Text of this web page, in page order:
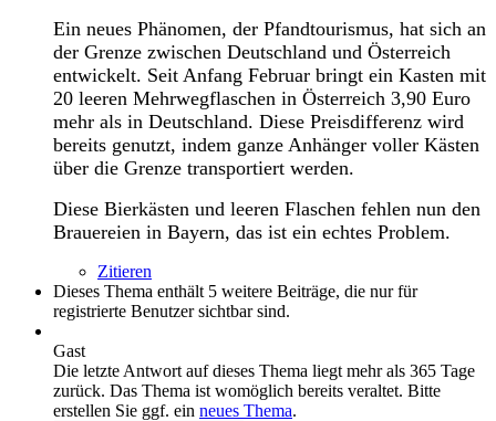
Ein neues Phänomen, der Pfandtourismus, hat sich an
der Grenze zwischen Deutschland und Österreich
entwickelt. Seit Anfang Februar bringt ein Kasten mit
20 leeren Mehrwegflaschen in Österreich 3,90 Euro
mehr als in Deutschland. Diese Preisdifferenz wird
bereits genutzt, indem ganze Anhänger voller Kästen
über die Grenze transportiert werden.
Diese Bierkästen und leeren Flaschen fehlen nun den
Brauereien in Bayern, das ist ein echtes Problem.
Zitieren
Dieses Thema enthält 5 weitere Beiträge, die nur für
registrierte Benutzer sichtbar sind.
Gast
Die letzte Antwort auf dieses Thema liegt mehr als 365 Tage
zurück. Das Thema ist womöglich bereits veraltet. Bitte
erstellen Sie ggf. ein neues Thema.